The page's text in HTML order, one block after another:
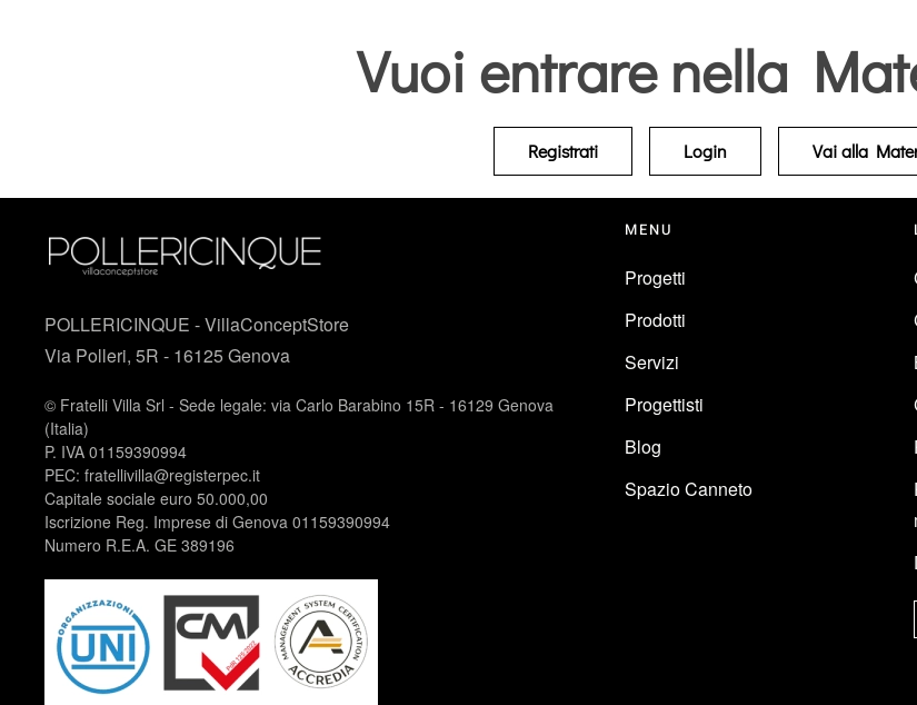
Vuoi entrare nella
Registrati Login Vai alla
POLLERICINQUE - VillaConceptStore
Via Polleri, 5R - 16125 Genova
© Fratelli Villa Srl - Sede legale: via Carlo Barabino 15R - 16129 Genova
(Italia)
P. IVA 01159390994
PEC: fratellivilla@registerpec.it
Capitale sociale euro 50.000,00
Iscrizione Reg. Imprese di Genova 01159390994
Numero R.E.A. GE 389196
MENU
Progetti
Prodotti
Servizi
Progettisti
Blog
Spazio Canneto